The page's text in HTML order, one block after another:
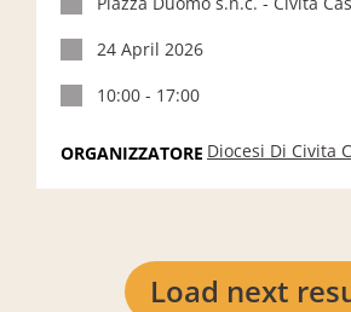
24 April 2026
10:00 - 17:00
ORGANIZZATORE Diocesi Di Civita
Load next